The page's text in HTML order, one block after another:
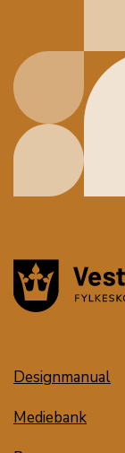
Designmanual
Mediebank